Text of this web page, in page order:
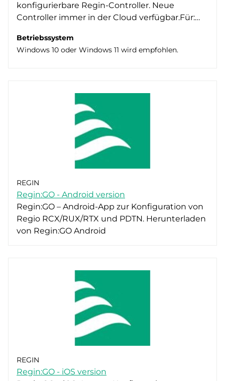
konfigurierbare Regin-Controller. Neue
Controller immer in der Cloud verfügbar.Für:…
Betriebssystem
Windows 10 oder Windows 11 wird empfohlen.
REGIN
Regin:GO - Android version
Regin:GO – Android-App zur Konfiguration von
Regio RCX/RUX/RTX und PDTN. Herunterladen
von Regin:GO Android
REGIN
Regin:GO - iOS version